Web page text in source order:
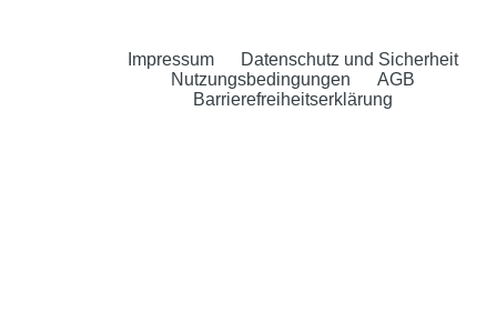
Impressum
Datenschutz und Sicherheit
Nutzungsbedingungen
AGB
Barrierefreiheitserklärung